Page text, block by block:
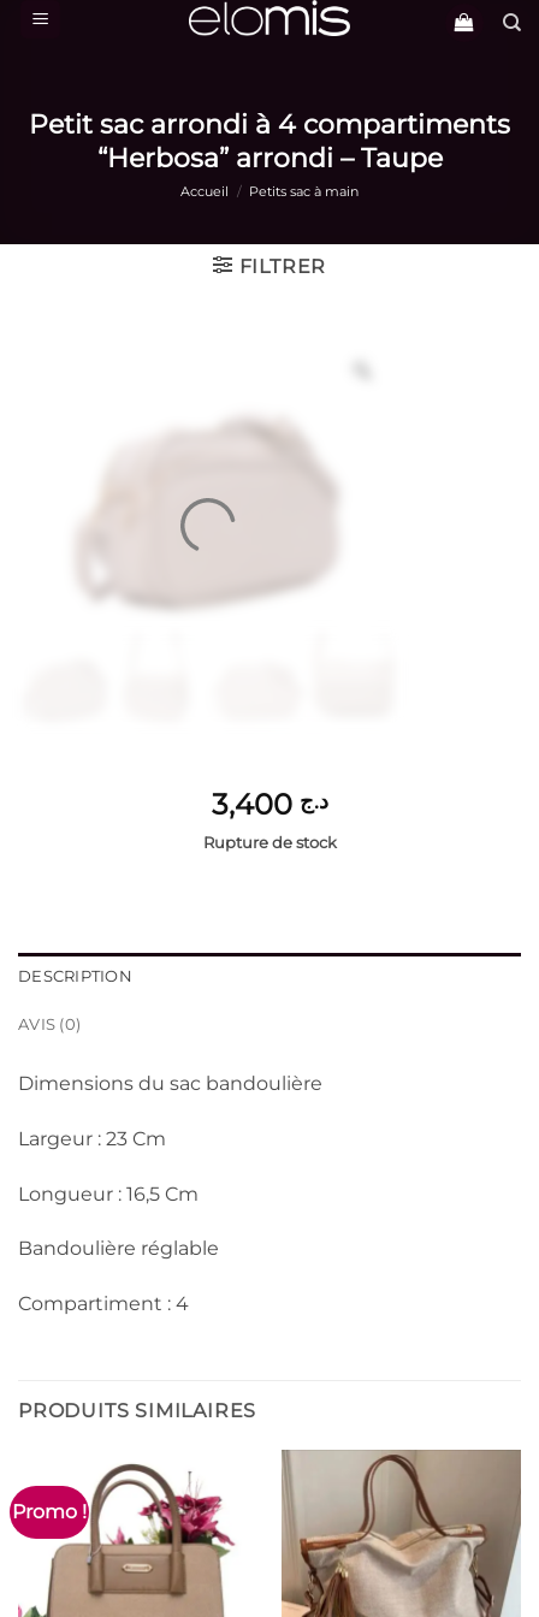
Passer
Petit sac arrondi à 4 compartiments
“Herbosa” arrondi – Taupe
Accueil / Petits sac à main
FILTRER
د.ج 3,400
Rupture de stock
DESCRIPTION
AVIS (0)
Dimensions du sac bandoulière
Largeur : 23 Cm
Longueur : 16,5 Cm
Bandoulière réglable
Compartiment : 4
PRODUITS SIMILAIRES
Promo !